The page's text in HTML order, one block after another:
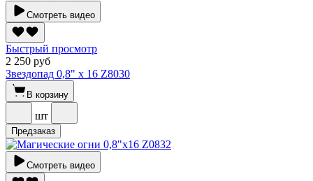
Смотреть видео
Быстрый просмотр
2 250 руб
Звездопад 0,8" х 16 Z8030
В корзину
шт
Предзаказ
Смотреть видео